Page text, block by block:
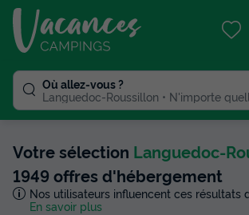
Où allez-vous ?
Languedoc-Roussillon
N'importe
Votre sélection Languedoc-
1949 offres d'hébergement
Nos utilisateurs influencent ces résultats
En savoir plus